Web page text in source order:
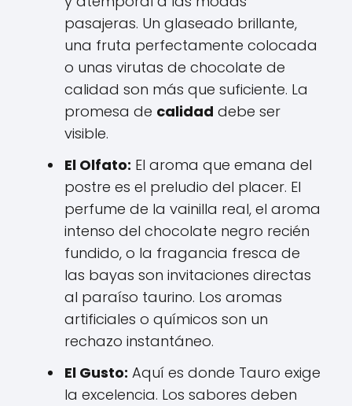
pasajeras. Un glaseado brillante,
una fruta perfectamente colocada
o unas virutas de chocolate de
calidad son más que suficiente. La
promesa de calidad debe ser
visible.
El Olfato: El aroma que emana del
postre es el preludio del placer. El
perfume de la vainilla real, el aroma
intenso del chocolate negro recién
fundido, o la fragancia fresca de
las bayas son invitaciones directas
al paraíso taurino. Los aromas
artificiales o químicos son un
rechazo instantáneo.
El Gusto: Aquí es donde Tauro exige
la excelencia. Los sabores deben